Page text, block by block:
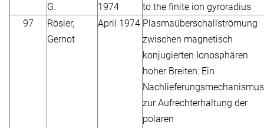
G.
1974
to the finite ion gyroradius
97
Rösler,
Gernot
April 1974 Plasmaüberschallströmung
zwischen magnetisch
konjugierten Ionosphären
hoher Breiten: Ein
Nachlieferungsmechanismus
zur Aufrechterhaltung der
polaren